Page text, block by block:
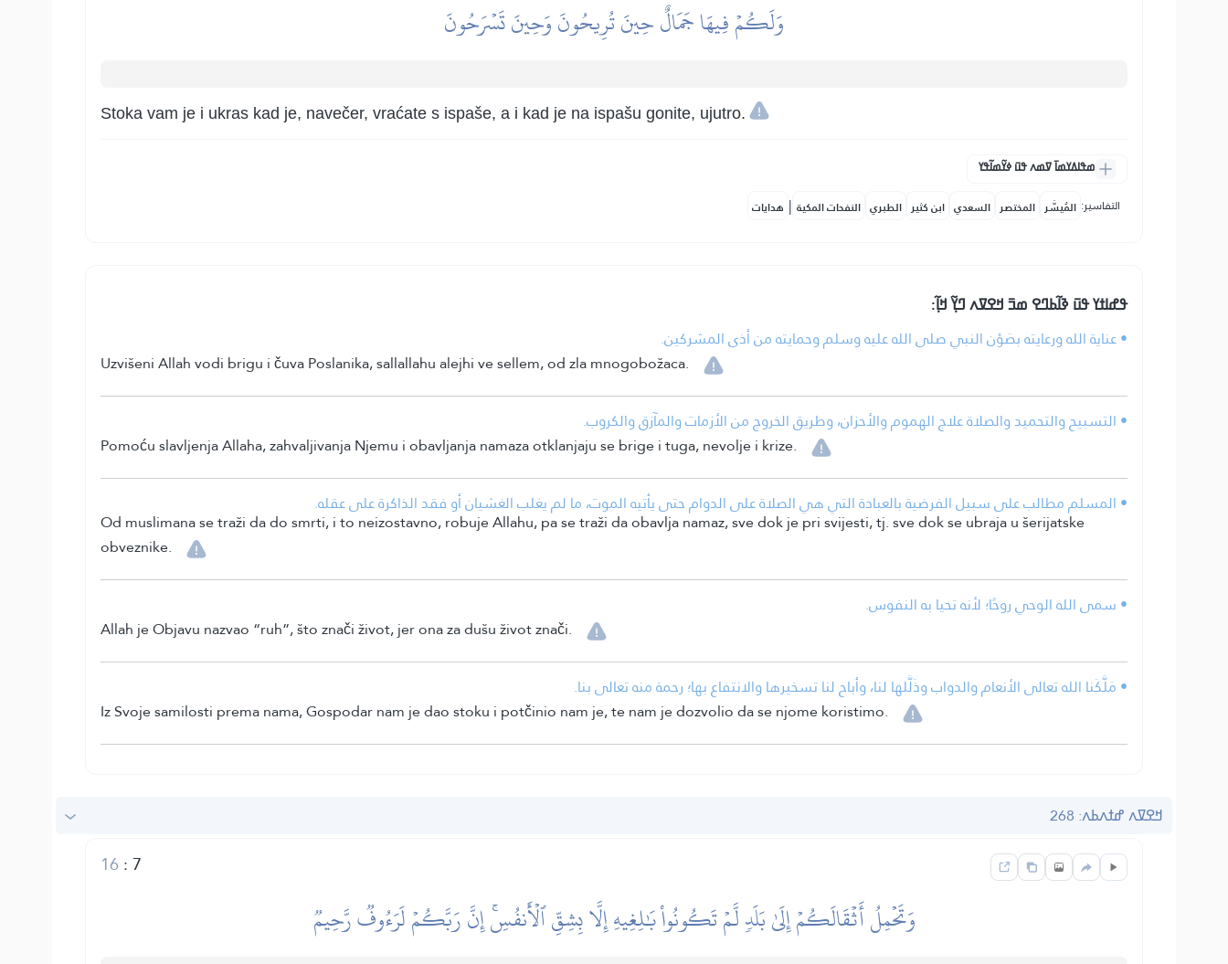
وَلَكُمۡ فِيهَا جَمَالٌ حِينَ تُرِيحُونَ وَحِينَ تَسۡرَحُونَ
Stoka vam je i ukras kad je, navečer, vraćate s ispaše, a i kad je na ispašu gonite, ujutro.
ߘߟߊߡߌߘߊ߫ ߜߘߍ ߟߎ߫ ߦߌ߬ߘߊ߬ߟߌ
التفاسير: المُيسَّر المختصر السعدي ابن كثير الطبري النفحات المكية | هدايات
ߟߝߊߙߌ ߟߎ߫ ߢߊ߬ߕߣߐ ߘߏ߫ ߞߐߜߍ ߣߌ߲߬ ߞߊ߲߬:
• عناية الله ورعايته بصَوْن النبي صلى الله عليه وسلم وحمايته من أذى المشركين.
Uzvišeni Allah vodi brigu i čuva Poslanika, sallallahu alejhi ve sellem, od zla mnogobožaca.
• التسبيح والتحميد والصلاة علاج الهموم والأحزان، وطريق الخروج من الأزمات والمآزق والكروب.
Pomoću slavljenja Allaha, zahvaljivanja Njemu i obavljanja namaza otklanjaju se brige i tuga, nevolje i krize.
• المسلم مطالب على سبيل الفرضية بالعبادة التي هي الصلاة على الدوام حتى يأتيه الموت، ما لم يغلب الغشيان أو فقد الذاكرة على عقله.
Od muslimana se traži da do smrti, i to neizostavno, robuje Allahu, pa se traži da obavlja namaz, sve dok je pri svijesti, tj. sve dok se ubraja u šerijatske
obveznike.
• سمى الله الوحي روحًا؛ لأنه تحيا به النفوس.
Allah je Objavu nazvao “ruh”, što znači život, jer ona za dušu život znači.
• مَلَّكَنا الله تعالى الأنعام والدواب وذَلَّلها لنا، وأباح لنا تسخيرها والانتفاع بها؛ رحمة منه تعالى بنا.
Iz Svoje samilosti prema nama, Gospodar nam je dao stoku i potčinio nam je, te nam je dozvolio da se njome koristimo.
ߞߐߜߍ ߝߙߍߕߍ: 268
7
:
16
وَتَحۡمِلُ أَثۡقَالَكُمۡ إِلَىٰ بَلَدٖ لَّمۡ تَكُونُواْ بَٰلِغِيهِ إِلَّا بِشِقِّ ٱلۡأَنفُسِۚ إِنَّ رَبَّكُمۡ لَرَءُوفٞ رَّحِيمٞ